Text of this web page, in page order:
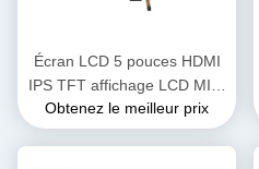
Écran LCD 5 pouces HDMI
IPS TFT affichage LCD MIPI
4L
Obtenez le meilleur prix